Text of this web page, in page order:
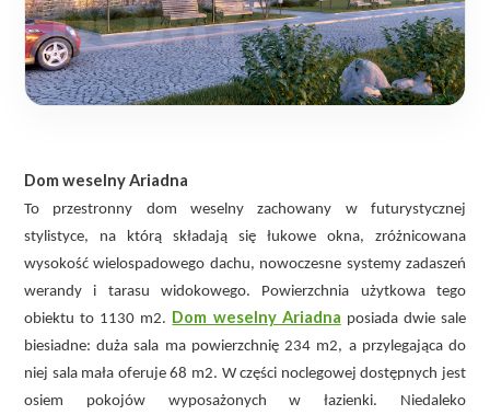
Dom weselny Ariadna
To przestronny dom weselny zachowany w futurystycznej
stylistyce, na którą składają się łukowe okna, zróżnicowana
wysokość wielospadowego dachu, nowoczesne systemy zadaszeń
werandy i tarasu widokowego. Powierzchnia użytkowa tego
obiektu to 1130 m2. Dom weselny Ariadna posiada dwie sale
biesiadne: duża sala ma powierzchnię 234 m2, a przylegająca do
niej sala mała oferuje 68 m2. W części noclegowej dostępnych jest
osiem pokojów wyposażonych w łazienki. Niedaleko